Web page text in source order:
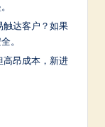
触达客户？如果
。
高昂成本，新进